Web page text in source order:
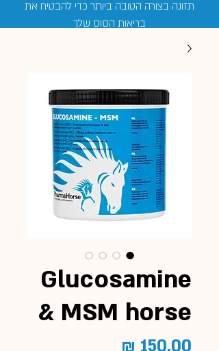
תזונה בצורה הטובה ביותר כדי להבטיח את
בריאות הסוס שלך
Glucosamine
& MSM horse